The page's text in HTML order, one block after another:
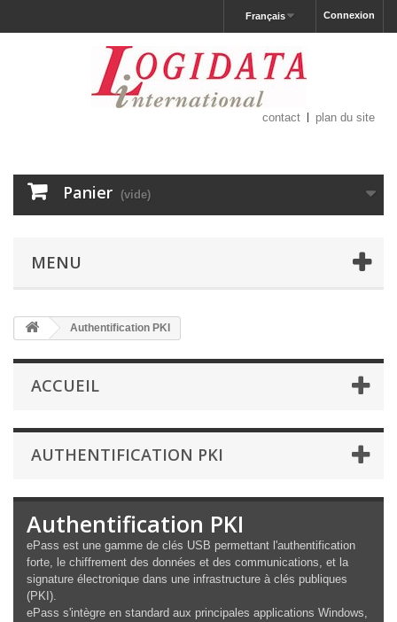
Connexion
Français
contact plan du site
Panier (vide)
MENU
Authentification PKI
ACCUEIL
AUTHENTIFICATION PKI
Authentification PKI
ePass est une gamme de clés USB permettant l'authentification
forte, le chiffrement des données et des communications, et la
signature électronique dans une infrastructure à clés publiques
(PKI).
ePass s'intègre en standard aux principales applications Windows,